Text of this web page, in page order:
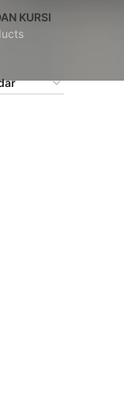
KURSI